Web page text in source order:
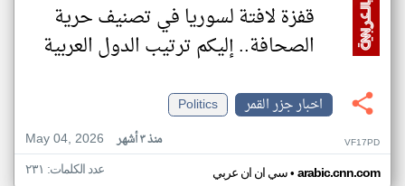
قفزة لافتة لسوريا في تصنيف حرية
الصحافة.. إليكم ترتيب الدول العربية
اخبار جزر القمر
Politics
May 04, 2026
منذ ٣ أشهر VF17PD
سي ان ان عربي• arabic.cnn.com عدد الكلمات: ٢٣١